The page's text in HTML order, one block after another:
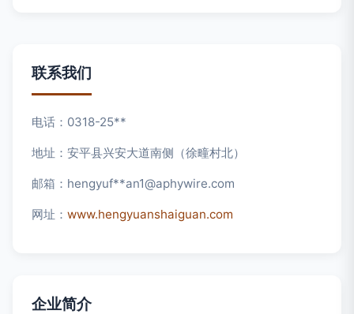
联系我们
电话：0318-25**
地址：安平县兴安大道南侧（徐疃村北）
邮箱：hengyuf**an1@aphywire.com
网址： www.hengyuanshaiguan.com
企业简介